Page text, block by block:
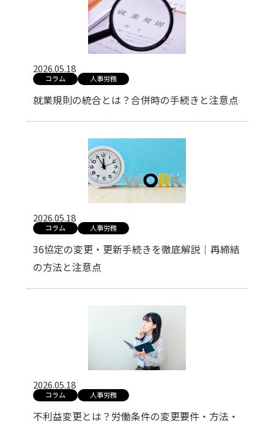
2026.05.18
コラム 人事労務
就業規則の統合とは？合併時の手続きと注意点
2026.05.18
コラム 人事労務
36協定の変更・更新手続きを徹底解説｜再締結
の方法と注意点
2026.05.18
コラム 人事労務
不利益変更とは？労働条件の変更要件・方法・